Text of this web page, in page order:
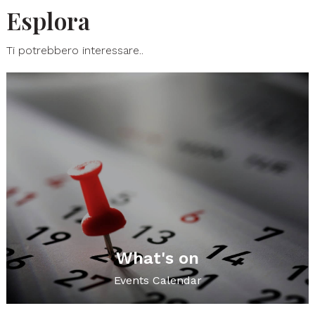
Esplora
Ti potrebbero interessare..
What's on
Events Calendar